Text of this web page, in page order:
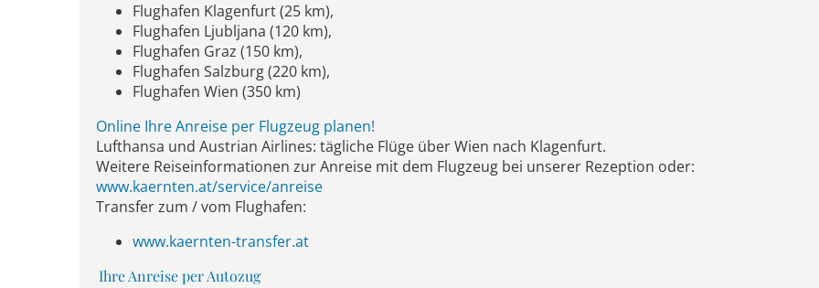
Flughafen Klagenfurt (25 km),
Flughafen Ljubljana (120 km),
Flughafen Graz (150 km),
Flughafen Salzburg (220 km),
Flughafen Wien (350 km)
Online Ihre Anreise per Flugzeug planen!
Lufthansa und Austrian Airlines: tägliche Flüge über Wien nach Klagenfurt.
Weitere Reiseinformationen zur Anreise mit dem Flugzeug bei unserer Rezeption oder:
www.kaernten.at/service/anreise
Transfer zum / vom Flughafen:
www.kaernten-transfer.at
Ihre Anreise per Autozug